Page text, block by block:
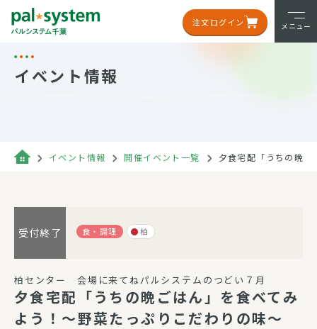
注文ログイン メニュー
イベント情報
イベント情報 開催イベント一覧 夕食宅配「うちの晩
受付終了 食・調理 柏
柏センター 会場に来てねパルシステムのつどい７月
夕食宅配「うちの晩ごはん」を食べてみ
よう！～野菜たっぷりこだわりの味～